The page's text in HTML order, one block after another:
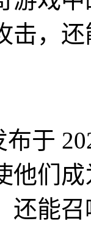
击，
布于
他们
还能